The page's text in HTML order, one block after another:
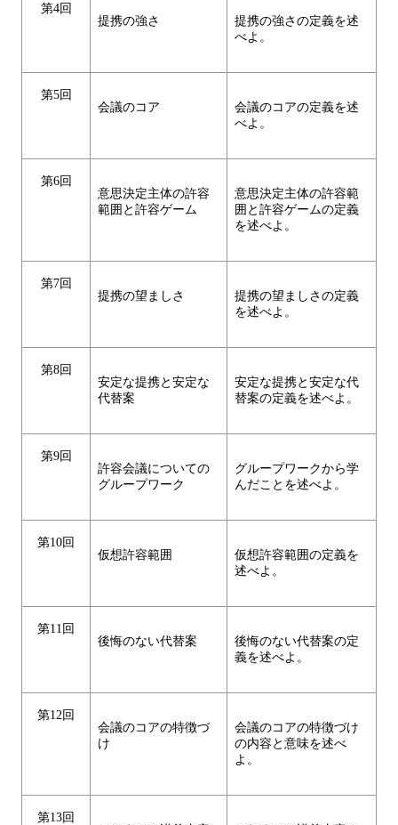
第4回
提携の強さ
提携の強さの定義を述
べよ。
第5回
会議のコア
会議のコアの定義を述
べよ。
第6回
意思決定主体の許容
範囲と許容ゲーム
意思決定主体の許容範
囲と許容ゲームの定義
を述べよ。
第7回
提携の望ましさ
提携の望ましさの定義
を述べよ。
第8回
安定な提携と安定な
代替案
安定な提携と安定な代
替案の定義を述べよ。
第9回
許容会議についての
グループワーク
グループワークから学
んだことを述べよ。
第10回
仮想許容範囲
仮想許容範囲の定義を
述べよ。
第11回
後悔のない代替案
後悔のない代替案の定
義を述べよ。
第12回
会議のコアの特徴づ
け
会議のコアの特徴づけ
の内容と意味を述べ
よ。
第13回